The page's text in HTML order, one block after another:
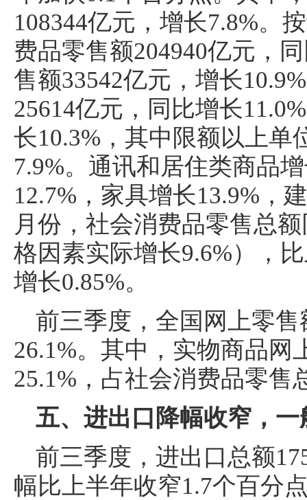
108344亿元，增长7.8%。
费品零售额204940亿元，
售额33542亿元，增长
25614亿元，同比增长
长10.3%，其中限额以上单
7.9%。通讯和居住类商品
12.7%，家具增长13.9%，
月份，社会消费品零售总
格因素实际增长9.6%），
增长0.85%。
前三季度，全国网上零
26.1%。其中，实物商品网
25.1%，占社会消费品零售
五、进出口降幅收窄，
前三季度，进出口总额
幅比上半年收窄1.7个百分